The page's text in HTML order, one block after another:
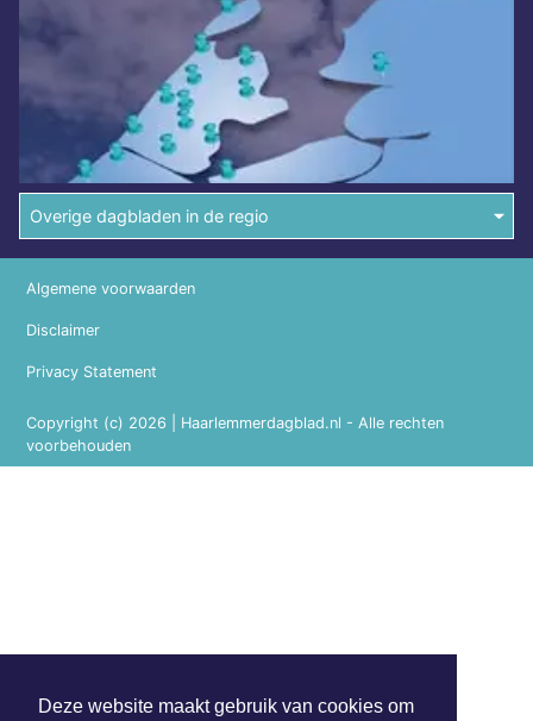
Deze website maakt gebruik van cookies om
Overige dagbladen in de regio
Copyright (c) 2026 | Haarlemmerdagblad.nl - Alle rechten
voorbehouden
Algemene voorwaarden
Disclaimer
Privacy Statement